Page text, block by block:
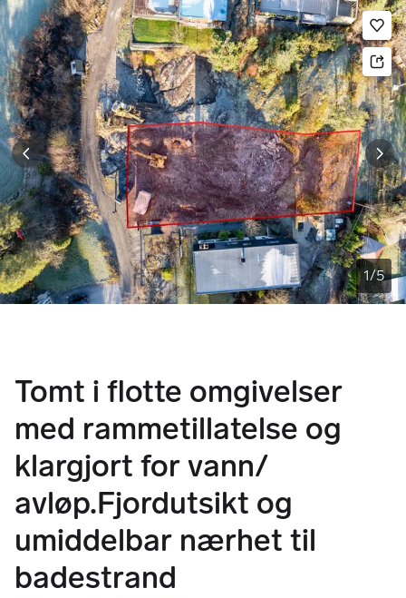
Gå til annonsen
Bildegalleri
1/5
Tomt i flotte omgivelser
med rammetillatelse og
klargjort for vann/​
avløp.Fjordutsikt og
umiddelbar nærhet til
badestrand